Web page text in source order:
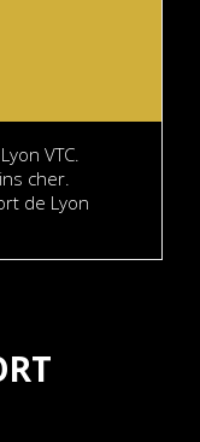
VTC.
cher.
de Lyon